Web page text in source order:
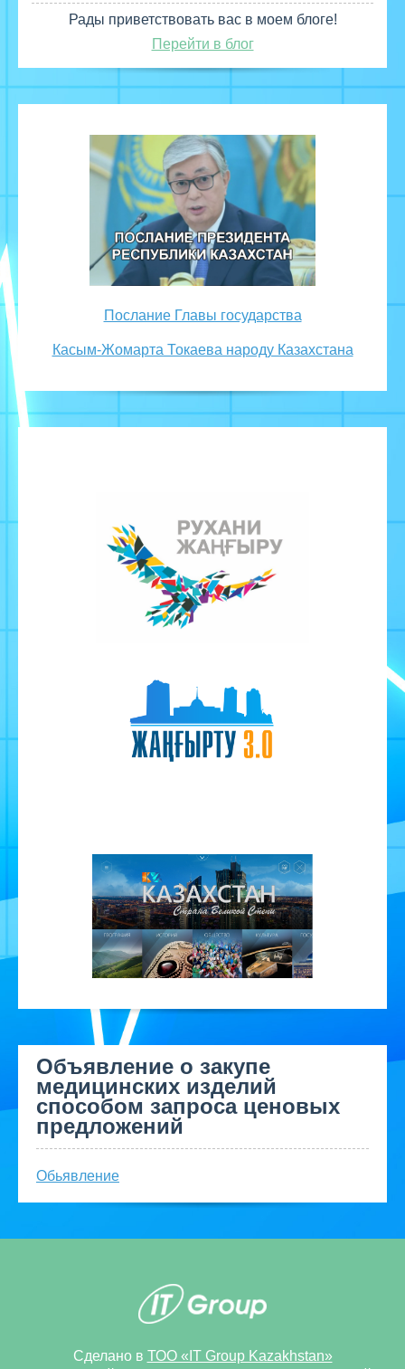
Рады приветствовать вас в моем блоге!
Перейти в блог
Послание Главы государства
Касым-Жомарта Токаева народу Казахстана
Объявление о закупе
медицинских изделий
способом запроса ценовых
предложений
Обьявление
Сделано в ТОО «IT Group Kazakhstan»